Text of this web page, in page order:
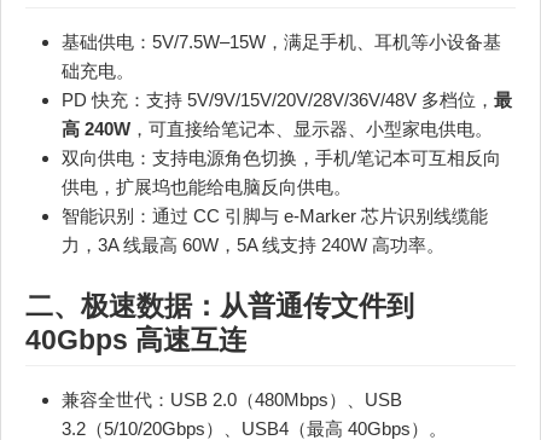
基础供电：5V/7.5W–15W，满足手机、耳机等小设备基
础充电。
PD 快充：支持 5V/9V/15V/20V/28V/36V/48V 多档位， 最
高 240W ，可直接给笔记本、显示器、小型家电供电。
双向供电：支持电源角色切换，手机/笔记本可互相反向
供电，扩展坞也能给电脑反向供电。
智能识别：通过 CC 引脚与 e‑Marker 芯片识别线缆能
力，3A 线最高 60W，5A 线支持 240W 高功率。
二、极速数据：从普通传文件到
40Gbps 高速互连
兼容全世代：USB 2.0（480Mbps）、USB
3.2（5/10/20Gbps）、USB4（最高 40Gbps）。